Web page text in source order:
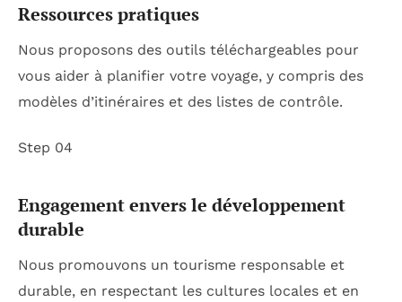
Ressources pratiques
Nous proposons des outils téléchargeables pour
vous aider à planifier votre voyage, y compris des
modèles d’itinéraires et des listes de contrôle.
Step 04
Engagement envers le développement
durable
Nous promouvons un tourisme responsable et
durable, en respectant les cultures locales et en